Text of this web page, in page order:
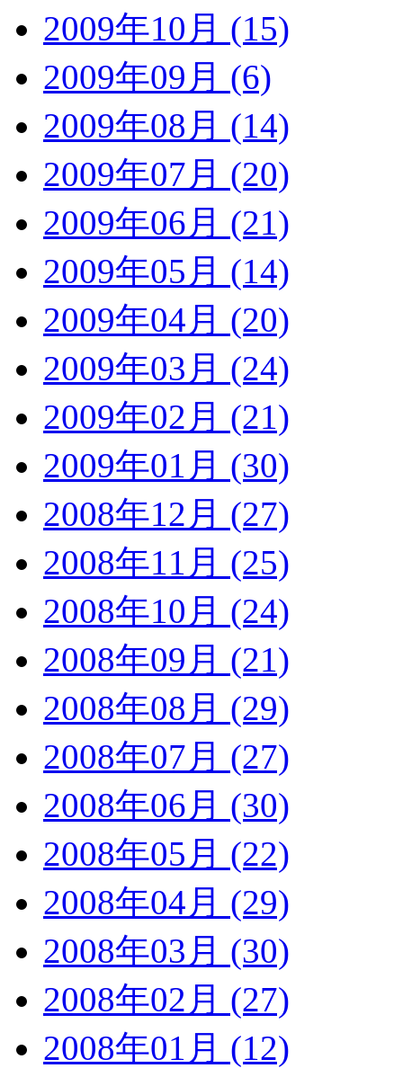
2009年10月 (15)
2009年09月 (6)
2009年08月 (14)
2009年07月 (20)
2009年06月 (21)
2009年05月 (14)
2009年04月 (20)
2009年03月 (24)
2009年02月 (21)
2009年01月 (30)
2008年12月 (27)
2008年11月 (25)
2008年10月 (24)
2008年09月 (21)
2008年08月 (29)
2008年07月 (27)
2008年06月 (30)
2008年05月 (22)
2008年04月 (29)
2008年03月 (30)
2008年02月 (27)
2008年01月 (12)